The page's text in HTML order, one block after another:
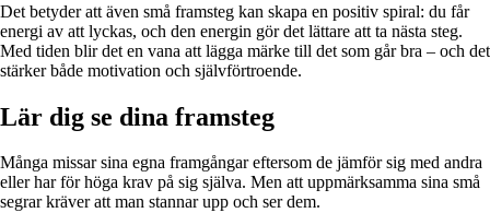
Det betyder att även små framsteg kan skapa en positiv spiral: du får
energi av att lyckas, och den energin gör det lättare att ta nästa steg.
Med tiden blir det en vana att lägga märke till det som går bra – och det
stärker både motivation och självförtroende.
Lär dig se dina framsteg
Många missar sina egna framgångar eftersom de jämför sig med andra
eller har för höga krav på sig själva. Men att uppmärksamma sina små
segrar kräver att man stannar upp och ser dem.